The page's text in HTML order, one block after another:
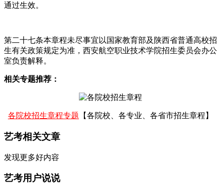
通过生效。
第二十七条本章程未尽事宜以国家教育部及陕西省普通高校招
生有关政策规定为准，西安航空职业技术学院招生委员会办公
室负责解释。
相关专题推荐：
各院校招生章程专题 【各院校、各专业、各省市招生章程】
艺考相关文章
发现更多好内容
艺考用户说说